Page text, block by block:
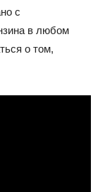
с
в любом
о том,